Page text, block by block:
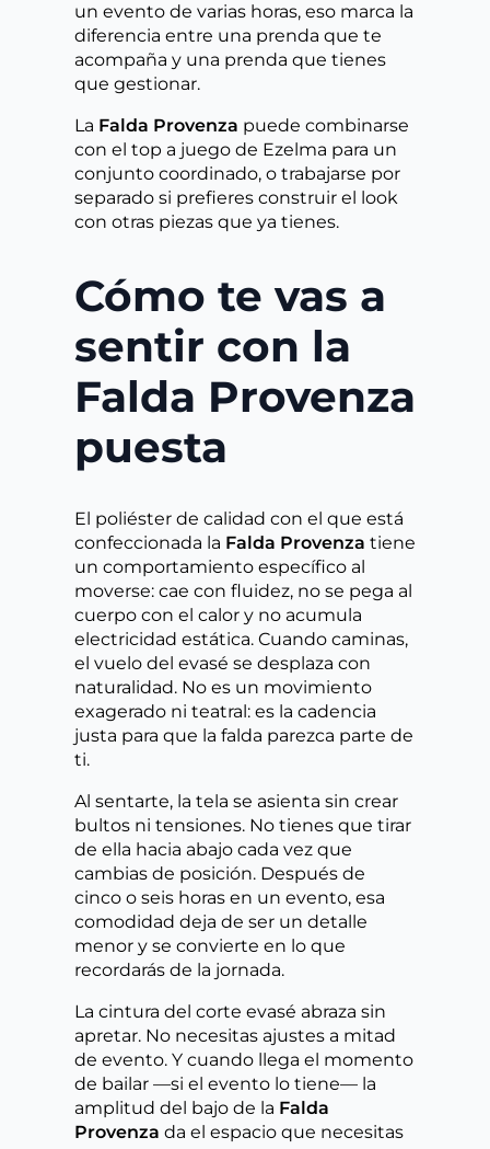
un evento de varias horas, eso marca la
diferencia entre una prenda que te
acompaña y una prenda que tienes
que gestionar.
La Falda Provenza puede combinarse
con el top a juego de Ezelma para un
conjunto coordinado, o trabajarse por
separado si prefieres construir el look
con otras piezas que ya tienes.
Cómo te vas a
sentir con la
Falda Provenza
puesta
El poliéster de calidad con el que está
confeccionada la Falda Provenza tiene
un comportamiento específico al
moverse: cae con fluidez, no se pega al
cuerpo con el calor y no acumula
electricidad estática. Cuando caminas,
el vuelo del evasé se desplaza con
naturalidad. No es un movimiento
exagerado ni teatral: es la cadencia
justa para que la falda parezca parte de
ti.
Al sentarte, la tela se asienta sin crear
bultos ni tensiones. No tienes que tirar
de ella hacia abajo cada vez que
cambias de posición. Después de
cinco o seis horas en un evento, esa
comodidad deja de ser un detalle
menor y se convierte en lo que
recordarás de la jornada.
La cintura del corte evasé abraza sin
apretar. No necesitas ajustes a mitad
de evento. Y cuando llega el momento
de bailar —si el evento lo tiene— la
amplitud del bajo de la Falda
Provenza da el espacio que necesitas